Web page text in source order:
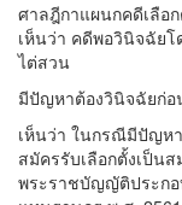
ศาลฎีกาแผนกคดีเลือ
เห็นว่า คดีพอวินิจฉัย
ไต่สวน
มีปัญหาต้องวินิจฉัยก่อ
เห็นว่า ในกรณีมีปัญห
สมัครรับเลือกตั้งเป็น
พระราชบัญญัติประกอ